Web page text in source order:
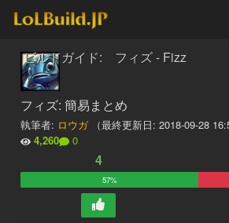
ビルドガイド: フィズ - Fizz
フィズ: 簡易まとめ
執筆者: ロウガ （最終更新日: 2018-09-28
4,260
0
4
57%